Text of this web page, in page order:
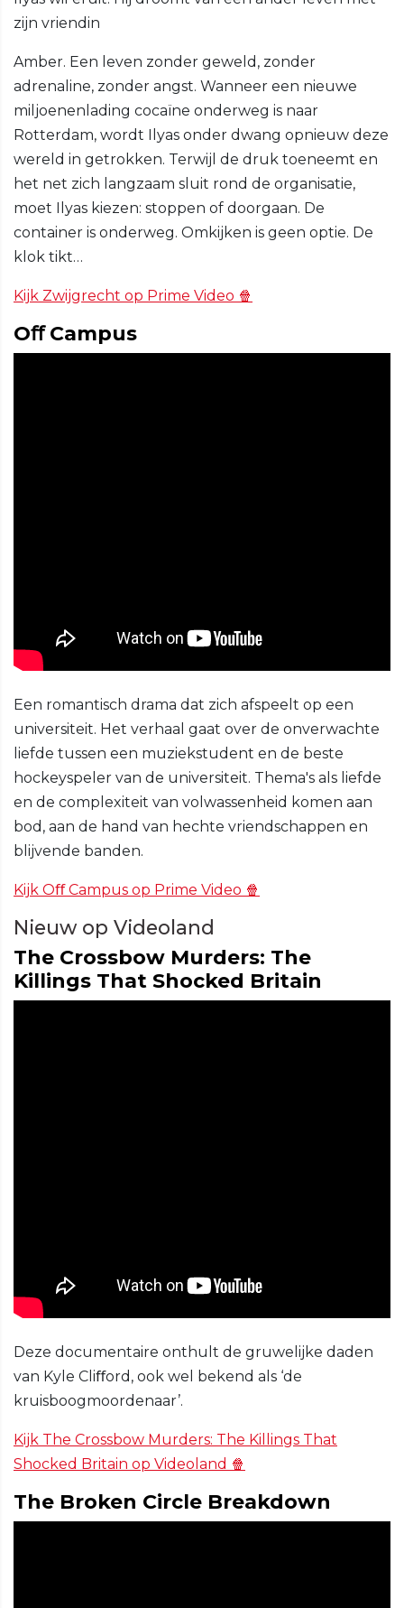
zijn vriendin
Amber. Een leven zonder geweld, zonder
adrenaline, zonder angst. Wanneer een nieuwe
miljoenenlading cocaïne onderweg is naar
Rotterdam, wordt Ilyas onder dwang opnieuw deze
wereld in getrokken. Terwijl de druk toeneemt en
het net zich langzaam sluit rond de organisatie,
moet Ilyas kiezen: stoppen of doorgaan. De
container is onderweg. Omkijken is geen optie. De
klok tikt…
Kijk Zwijgrecht op Prime Video 🍿
Oﬀ Campus
Een romantisch drama dat zich afspeelt op een
universiteit. Het verhaal gaat over de onverwachte
liefde tussen een muziekstudent en de beste
hockeyspeler van de universiteit. Thema's als liefde
en de complexiteit van volwassenheid komen aan
bod, aan de hand van hechte vriendschappen en
blijvende banden.
Kijk Oﬀ Campus op Prime Video 🍿
Nieuw op Videoland
The Crossbow Murders: The
Killings That Shocked Britain
Deze documentaire onthult de gruwelijke daden
van Kyle Cliﬀord, ook wel bekend als ‘de
kruisboogmoordenaar’.
Kijk The Crossbow Murders: The Killings That
Shocked Britain op Videoland 🍿
The Broken Circle Breakdown